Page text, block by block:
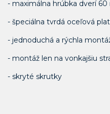
- maximálna hrúbka dverí
- špeciálna tvrdá oceľová
- jednoduchá a rýchla
- montáž len na vonkajšiu
- skryté skrutky